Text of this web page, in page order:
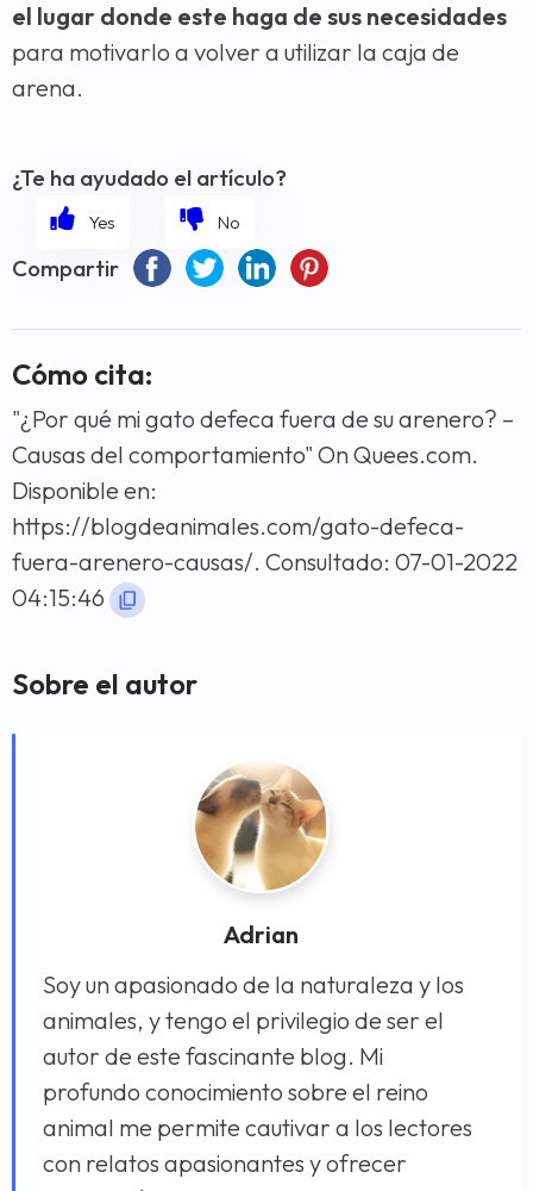
el lugar donde este haga de sus necesidades
para motivarlo a volver a utilizar la caja de
arena.
¿Te ha ayudado el artículo?
Compartir
Cómo cita:
"¿Por qué mi gato defeca fuera de su arenero? –
Causas del comportamiento" On Quees.com.
Disponible en:
https://blogdeanimales.com/gato-defeca-
fuera-arenero-causas/. Consultado: 07-01-2022
04:15:46
Sobre el autor
Adrian
Soy un apasionado de la naturaleza y los
animales, y tengo el privilegio de ser el
autor de este fascinante blog. Mi
profundo conocimiento sobre el reino
animal me permite cautivar a los lectores
con relatos apasionantes y ofrecer